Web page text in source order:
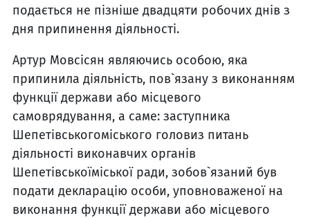
подається не пізніше двадцяти робочих днів з
дня припинення діяльності.
Артур Мовсісян являючись особою, яка
припинила діяльність, пов`язану з виконанням
функції держави або місцевого
самоврядування, а саме: заступника
Шепетівськогоміського головиз питань
діяльності виконавчих органів
Шепетівськоїміської ради, зобов`язаний був
подати декларацію особи, уповноваженої на
виконання функції держави або місцевого